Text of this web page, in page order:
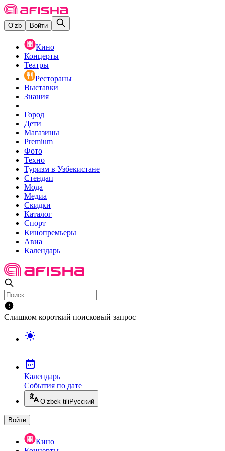
O‘zb Войти
Кино
Концерты
Театры
Рестораны
Выставки
Знания
Город
Дети
Магазины
Premium
Фото
Техно
Туризм в Узбекистане
Стендап
Мода
Медиа
Скидки
Каталог
Спорт
Кинопремьеры
Авиа
Календарь
Слишком короткий поисковый запрос
Календарь
События по дате
O’zbek tili Русский
Войти
Кино